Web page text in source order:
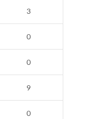
3
0
0
9
0